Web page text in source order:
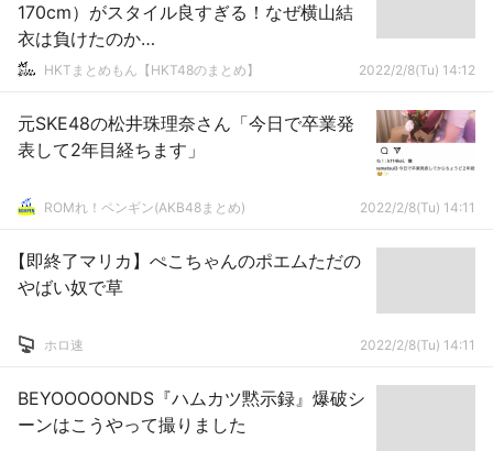
170cm）がスタイル良すぎる！なぜ横山結
衣は負けたのか…
HKTまとめもん【HKT48のまとめ】 2022/2/8(Tu) 14:12
元SKE48の松井珠理奈さん「今日で卒業発
表して2年目経ちます」
ROMれ！ペンギン(AKB48まとめ) 2022/2/8(Tu) 14:11
【即終了マリカ】ぺこちゃんのポエムただの
やばい奴で草
ホロ速 2022/2/8(Tu) 14:11
BEYOOOOONDS『ハムカツ黙示録』爆破シ
ーンはこうやって撮りました